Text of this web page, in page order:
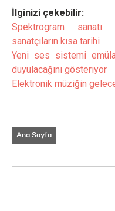
İlginizi çekebilir:
Spektrogram sanatı:
sanatçıların kısa tarihi
Yeni ses sistemi
duyulacağını gösteriyor
Elektronik müziğin
Ana Sayfa